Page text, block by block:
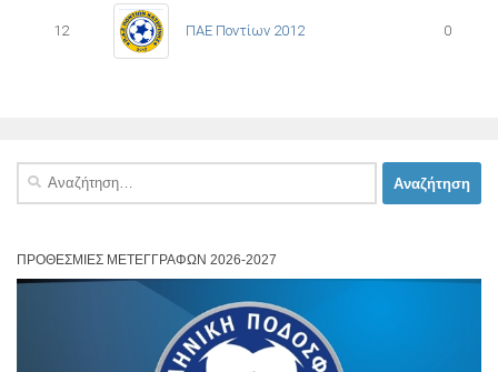
12 ΠΑΕ Ποντίων 2012 0
Αναζήτηση
ΠΡΟΘΕΣΜΊΕΣ ΜΕΤΕΓΓΡΑΦΏΝ 2026-2027